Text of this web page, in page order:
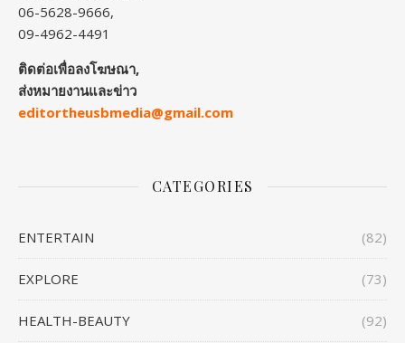
06-5628-9666,
09-4962-4491
ติดต่อเพื่อลงโฆษณา,
ส่งหมายงานและข่าว
editortheusbmedia@gmail.com
CATEGORIES
ENTERTAIN (82)
EXPLORE (73)
HEALTH-BEAUTY (92)